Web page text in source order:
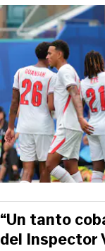
“Un tanto
del Inspector